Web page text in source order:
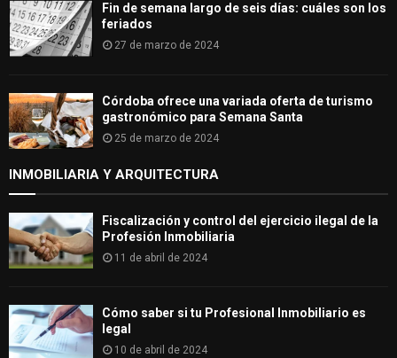
Fin de semana largo de seis días: cuáles son los
feriados
27 de marzo de 2024
Córdoba ofrece una variada oferta de turismo
gastronómico para Semana Santa
25 de marzo de 2024
INMOBILIARIA Y ARQUITECTURA
Fiscalización y control del ejercicio ilegal de la
Profesión Inmobiliaria
11 de abril de 2024
Cómo saber si tu Profesional Inmobiliario es
legal
10 de abril de 2024